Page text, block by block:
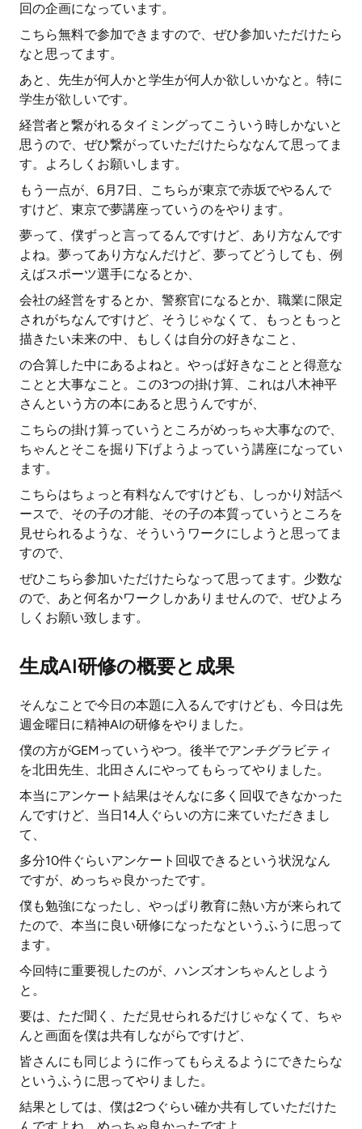
回の企画になっています。
こちら無料で参加できますので、ぜひ参加いただけたら
なと思ってます。
あと、先生が何人かと学生が何人か欲しいかなと。特に
学生が欲しいです。
経営者と繋がれるタイミングってこういう時しかないと
思うので、ぜひ繋がっていただけたらななんて思ってま
す。よろしくお願いします。
もう一点が、6月7日、こちらが東京で赤坂でやるんで
すけど、東京で夢講座っていうのをやります。
夢って、僕ずっと言ってるんですけど、あり方なんです
よね。夢ってあり方なんだけど、夢ってどうしても、例
えばスポーツ選手になるとか、
会社の経営をするとか、警察官になるとか、職業に限定
されがちなんですけど、そうじゃなくて、もっともっと
描きたい未来の中、もしくは自分の好きなこと、
の合算した中にあるよねと。やっぱ好きなことと得意な
ことと大事なこと。この3つの掛け算、これは八木神平
さんという方の本にあると思うんですが、
こちらの掛け算っていうところがめっちゃ大事なので、
ちゃんとそこを掘り下げようよっていう講座になってい
ます。
こちらはちょっと有料なんですけども、しっかり対話ベ
ースで、その子の才能、その子の本質っていうところを
見せられるような、そういうワークにしようと思ってま
すので、
ぜひこちら参加いただけたらなって思ってます。少数な
ので、あと何名かワークしかありませんので、ぜひよろ
しくお願い致します。
生成AI研修の概要と成果
そんなことで今日の本題に入るんですけども、今日は先
週金曜日に精神AIの研修をやりました。
僕の方がGEMっていうやつ。後半でアンチグラビティ
を北田先生、北田さんにやってもらってやりました。
本当にアンケート結果はそんなに多く回収できなかった
んですけど、当日14人ぐらいの方に来ていただきまし
て、
多分10件ぐらいアンケート回収できるという状況なん
ですが、めっちゃ良かったです。
僕も勉強になったし、やっぱり教育に熱い方が来られて
たので、本当に良い研修になったなというふうに思って
ます。
今回特に重要視したのが、ハンズオンちゃんとしよう
と。
要は、ただ聞く、ただ見せられるだけじゃなくて、ちゃ
んと画面を僕は共有しながらですけど、
皆さんにも同じように作ってもらえるようにできたらな
というふうに思ってやりました。
結果としては、僕は2つぐらい確か共有していただけた